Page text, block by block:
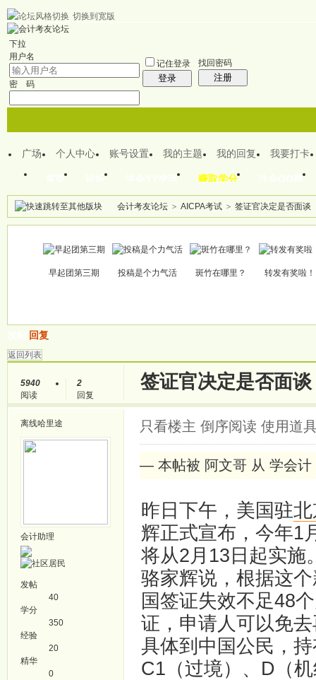
切换到宽版
下拉
用户名
密 码
记住登录
登录
找回密码
注册
首页 论坛 注会YY交流 赚取学分 注会QQ群
广场 个人中心 账号设置 我的主题 我的回复 我要打卡
帖子
会计考友论坛 > AICPA考试 > 签证官决定是否面谈
早起团第三期 投稿是个力气活 斑竹在哪里？ 转发有奖啦！
回复
返回列表
5940
阅读
2
回复
签证官决定是否面
离线哈里途
会计助理
发帖
40
学分
350
经验
20
精华
0
只看楼主 倒序阅读 使用道
— 本帖被 阿文哥 从 学会
昨日下午，美国驻
辉正式宣布，今年1
将从2月13日起实施
骆家辉说，根据这
国签证失效不足48
证，申请人可以免
具体到中国公民，
C1（过境）、D（